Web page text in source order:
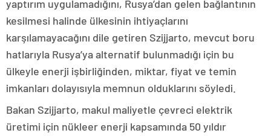
yaptırım uygulamadığını, Rusya’dan gelen bağlantının
kesilmesi halinde ülkesinin ihtiyaçlarını
karşılamayacağını dile getiren Szijjarto, mevcut boru
hatlarıyla Rusya’ya alternatif bulunmadığı için bu
ülkeyle enerji işbirliğinden, miktar, fiyat ve temin
imkanları dolayısıyla memnun olduklarını söyledi.
Bakan Szijjarto, makul maliyetle çevreci elektrik
üretimi için nükleer enerji kapsamında 50 yıldır